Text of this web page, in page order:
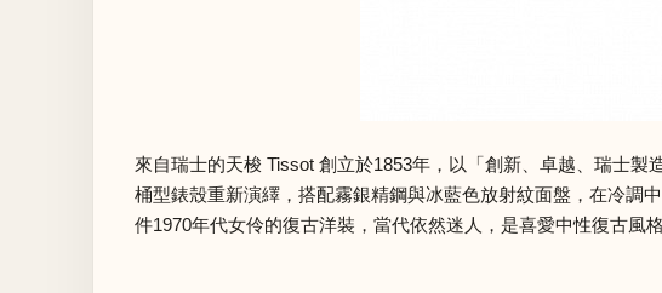
來自瑞士的天梭 Tissot 創立於1853年，以「創新、卓越、瑞士
桶型錶殼重新演繹，搭配霧銀精鋼與冰藍色放射紋面盤，在冷調
件1970年代女伶的復古洋裝，當代依然迷人，是喜愛中性復古風